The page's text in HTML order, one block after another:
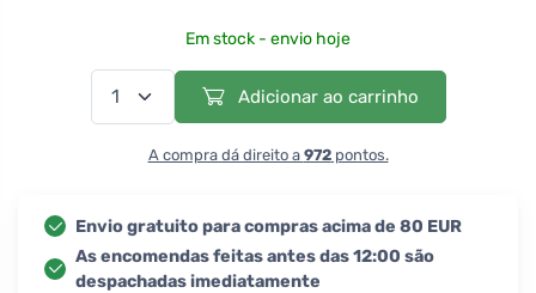
Em stock - envio hoje
Adicionar ao carrinho
A compra dá direito a 972pontos.
Envio gratuito para compras acima de 80 EUR
As encomendas feitas antes das 12:00 são
despachadas imediatamente